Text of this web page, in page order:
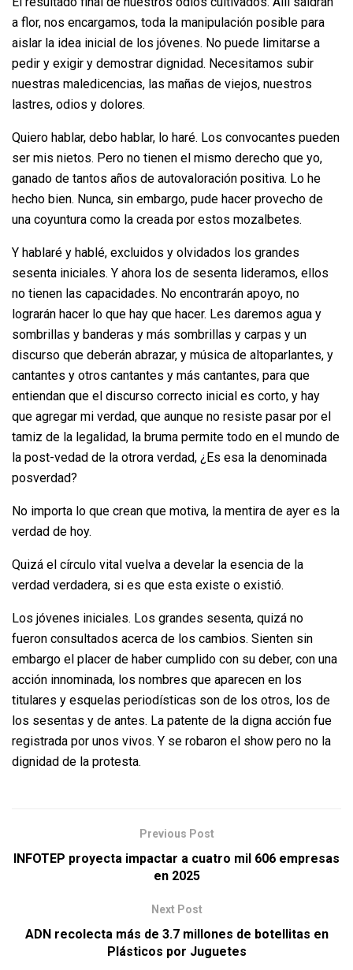
a flor, nos encargamos, toda la manipulación posible para
aislar la idea inicial de los jóvenes. No puede limitarse a
pedir y exigir y demostrar dignidad. Necesitamos subir
nuestras maledicencias, las mañas de viejos, nuestros
lastres, odios y dolores.
Quiero hablar, debo hablar, lo haré. Los convocantes pueden
ser mis nietos. Pero no tienen el mismo derecho que yo,
ganado de tantos años de autovaloración positiva. Lo he
hecho bien. Nunca, sin embargo, pude hacer provecho de
una coyuntura como la creada por estos mozalbetes.
Y hablaré y hablé, excluidos y olvidados los grandes
sesenta iniciales. Y ahora los de sesenta lideramos, ellos
no tienen las capacidades. No encontrarán apoyo, no
lograrán hacer lo que hay que hacer. Les daremos agua y
sombrillas y banderas y más sombrillas y carpas y un
discurso que deberán abrazar, y música de altoparlantes, y
cantantes y otros cantantes y más cantantes, para que
entiendan que el discurso correcto inicial es corto, y hay
que agregar mi verdad, que aunque no resiste pasar por el
tamiz de la legalidad, la bruma permite todo en el mundo de
la post-vedad de la otrora verdad, ¿Es esa la denominada
posverdad?
No importa lo que crean que motiva, la mentira de ayer es la
verdad de hoy.
Quizá el círculo vital vuelva a develar la esencia de la
verdad verdadera, si es que esta existe o existió.
Los jóvenes iniciales. Los grandes sesenta, quizá no
fueron consultados acerca de los cambios. Sienten sin
embargo el placer de haber cumplido con su deber, con una
acción innominada, los nombres que aparecen en los
titulares y esquelas periodísticas son de los otros, los de
los sesentas y de antes. La patente de la digna acción fue
registrada por unos vivos. Y se robaron el show pero no la
dignidad de la protesta.
Previous Post
INFOTEP proyecta impactar a cuatro mil 606 empresas
en 2025
Next Post
ADN recolecta más de 3.7 millones de botellitas en
Plásticos por Juguetes